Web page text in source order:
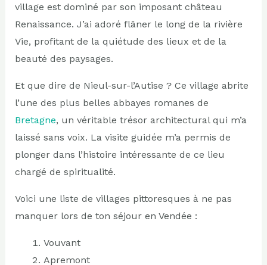
village est dominé par son imposant château
Renaissance. J’ai adoré flâner le long de la rivière
Vie, profitant de la quiétude des lieux et de la
beauté des paysages.
Et que dire de Nieul-sur-l’Autise ? Ce village abrite
l’une des plus belles abbayes romanes de
Bretagne, un véritable trésor architectural qui m’a
laissé sans voix. La visite guidée m’a permis de
plonger dans l’histoire intéressante de ce lieu
chargé de spiritualité.
Voici une liste de villages pittoresques à ne pas
manquer lors de ton séjour en Vendée :
Vouvant
Apremont